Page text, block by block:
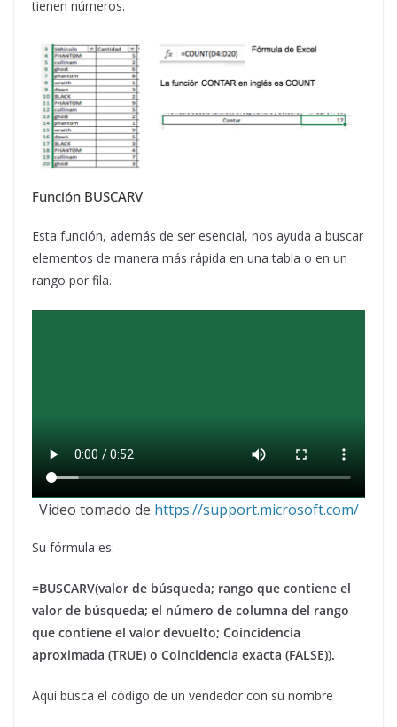
tienen números.
Función BUSCARV
Esta función, además de ser esencial, nos ayuda a buscar
elementos de manera más rápida en una tabla o en un
rango por fila.
Video tomado de https://support.microsoft.com/
Su fórmula es:
=BUSCARV(valor de búsqueda; rango que contiene el
valor de búsqueda; el número de columna del rango
que contiene el valor devuelto; Coincidencia
aproximada (TRUE) o Coincidencia exacta (FALSE)).
Aquí busca el código de un vendedor con su nombre